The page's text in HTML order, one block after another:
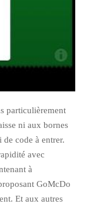
particulièrement
ni aux bornes
de code à entrer.
avec
à
GoMcDo
Et aux autres